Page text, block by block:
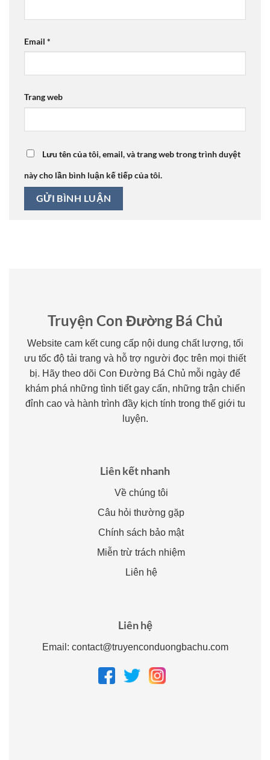
Email *
Trang web
Lưu tên của tôi, email, và trang web trong trình duyệt
này cho lần bình luận kế tiếp của tôi.
Truyện Con Đường Bá Chủ
Website cam kết cung cấp nội dung chất lượng, tối
ưu tốc độ tải trang và hỗ trợ người đọc trên mọi thiết
bị. Hãy theo dõi Con Đường Bá Chủ mỗi ngày để
khám phá những tình tiết gay cấn, những trận chiến
đỉnh cao và hành trình đầy kịch tính trong thế giới tu
luyện.
Liên kết nhanh
Về chúng tôi
Câu hỏi thường gặp
Chính sách bảo mật
Miễn trừ trách nhiệm
Liên hệ
Liên hệ
Email: contact@truyenconduongbachu.com